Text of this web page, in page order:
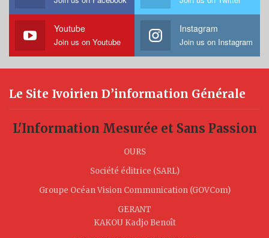
Youtube
Join us on Youtube
Instagram
Join us on Instagram
Le Site Ivoirien D’information Générale
L'Information Mesurée et Sans Passion
OURS
Société éditrice (SARL)
Groupe Océan Vision Communication (GOVCom)
GERANT
KAKOU Kadjo Benoît